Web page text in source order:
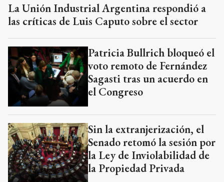
La Unión Industrial Argentina respondió a
las críticas de Luis Caputo sobre el sector
Patricia Bullrich bloqueó el
voto remoto de Fernández
Sagasti tras un acuerdo en
el Congreso
Sin la extranjerización, el
Senado retomó la sesión por
la Ley de Inviolabilidad de
la Propiedad Privada